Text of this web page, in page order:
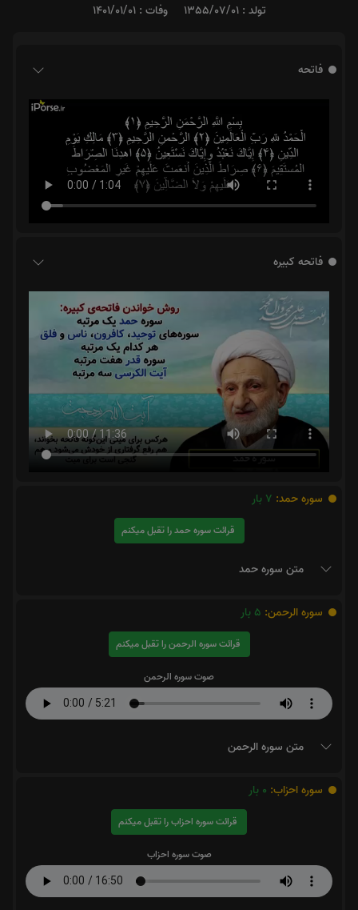
تولد : 1355/07/01 وفات : 1401/01/01
فاتحه
فاتحه کبیره
سوره حمد: 7 بار
قرائت سوره حمد را تقبل میکنم
متن سوره حمد
سوره الرحمن: 5 بار
قرائت سوره الرحمن را تقبل میکنم
صوت سوره الرحمن
متن سوره الرحمن
سوره احزاب: 0 بار
قرائت سوره احزاب را تقبل میکنم
صوت سوره احزاب